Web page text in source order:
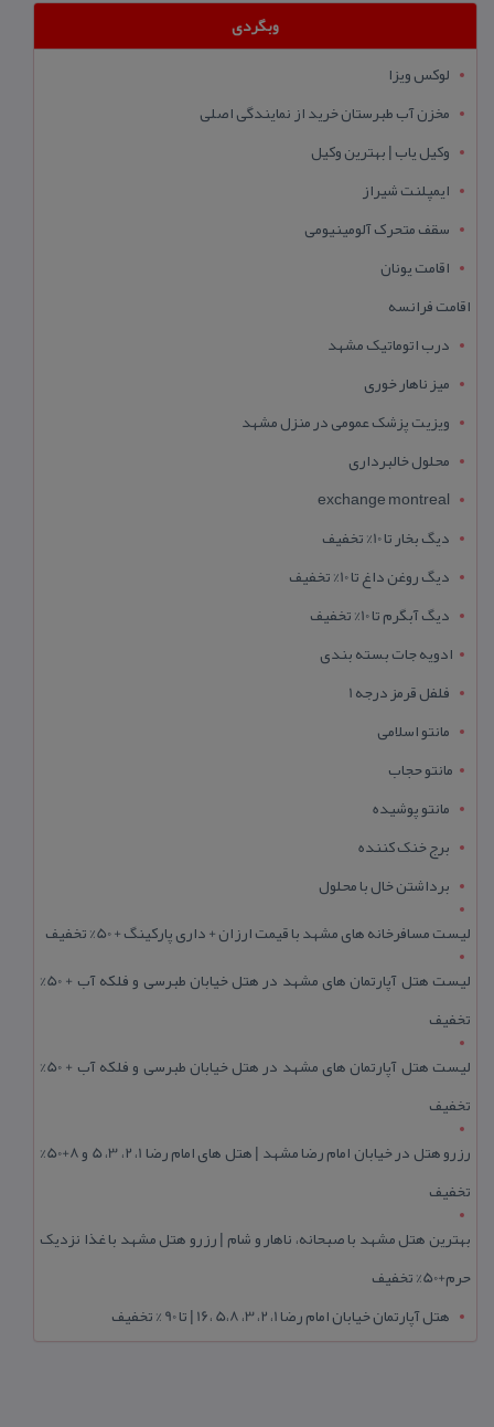
وبگردی
لوکس ویزا
مخزن آب طبرستان خرید از نمایندگی اصلی
وکیل یاب | بهترین وکیل
ایمپلنت شیراز
سقف متحرک آلومینیومی
اقامت یونان
اقامت فرانسه
درب اتوماتیک مشهد
میز ناهار خوری
ویزیت پزشک عمومی در منزل مشهد
محلول خالبرداری
exchange montreal
دیگ بخار تا 10% تخفیف
دیگ روغن داغ تا 10% تخفیف
دیگ آبگرم تا 10% تخفیف
ادویه جات بسته بندی
فلفل قرمز درجه 1
مانتو اسلامی
مانتو حجاب
مانتو پوشیده
برج خنک کننده
برداشتن خال با محلول
لیست مسافرخانه های مشهد با قیمت ارزان + داری پارکینگ + 50% تخفیف
لیست هتل آپارتمان های مشهد در هتل خیابان طبرسی و فلکه آب + 50%
تخفیف
لیست هتل آپارتمان های مشهد در هتل خیابان طبرسی و فلکه آب + 50%
تخفیف
رزرو هتل در خیابان امام رضا مشهد | هتل‌ های امام رضا 1، 2، 3، 5 و 8+50%
تخفیف
بهترین هتل مشهد با صبحانه، ناهار و شام | رزرو هتل مشهد با غذا نزدیک
حرم+50% تخفیف
هتل آپارتمان خیابان امام رضا 1، 2، 3، 5،8 ،16 | تا 90 % تخفیف